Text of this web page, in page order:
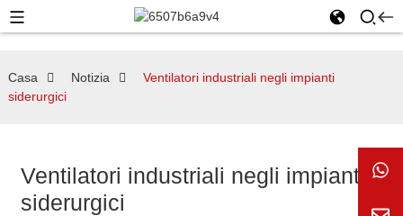
Casa Notizia
Ventilatori industriali negli impianti
siderurgici
Ventilatori industriali negli impianti
siderurgici